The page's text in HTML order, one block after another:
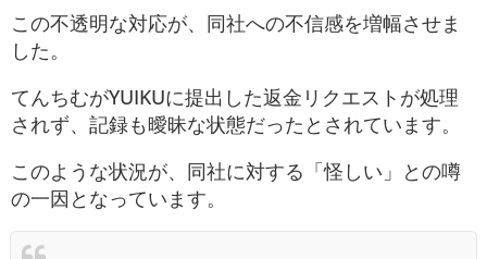
この不透明な対応が、同社への不信感を増幅させま
した。
てんちむがYUIKUに提出した返金リクエストが処理
されず、記録も曖昧な状態だったとされています。
このような状況が、同社に対する「怪しい」との噂
の一因となっています。